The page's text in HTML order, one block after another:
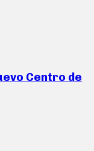
Centro de